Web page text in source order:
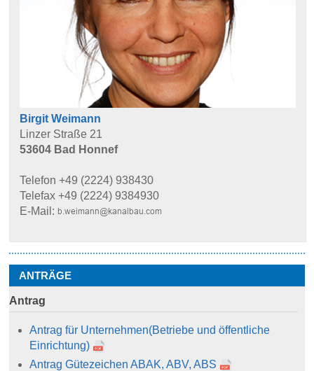
Birgit Weimann
Linzer Straße 21
53604 Bad Honnef
Telefon +49 (2224) 938430
Telefax +49 (2224) 9384930
E-Mail:
ANTRÄGE
Antrag
Antrag für Unternehmen(Betriebe und öffentliche
Einrichtung)
Antrag Gütezeichen ABAK, ABV, ABS